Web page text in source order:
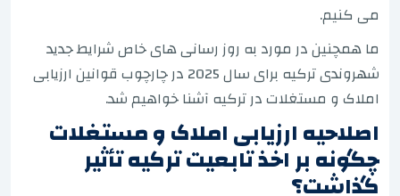
می کنیم.
ما همچنین در مورد به روز رسانی های خاص شرایط جدید
شهروندی ترکیه برای سال 2025 در چارچوب قوانین ارزیابی
املاک و مستغلات در ترکیه آشنا خواهیم شد.
اصلاحیه ارزیابی املاک و مستغلات
چگونه بر اخذ تابعیت ترکیه تأثیر
گذاشت؟